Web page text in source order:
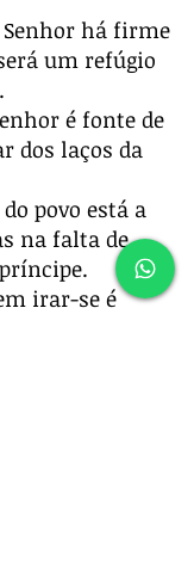
há firme
um refúgio
é fonte de
dos laços da
povo está a
na falta de
irar-se é